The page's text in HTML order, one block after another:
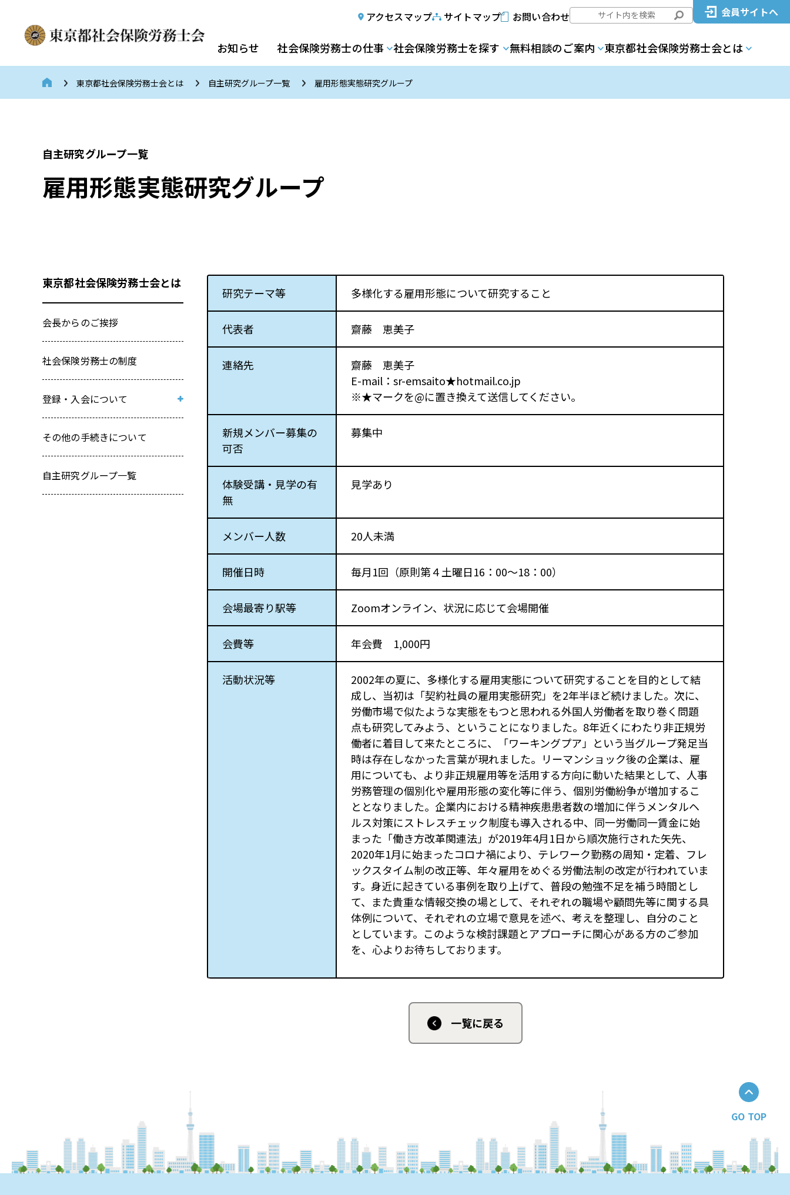
アクセスマップ サイトマップ お問い合わせ 会員サイトへ
お知らせ 社会保険労務士の仕事 社会保険労務士を探す 無料相談のご案内 東京都社会保険労務士会とは
東京都社会保険労務士会とは 自主研究グループ一覧 雇用形態実態研究グループ
自主研究グループ一覧
雇用形態実態研究グループ
東京都社会保険労務士会とは
会長からのご挨拶
社会保険労務士の制度
登録・入会について
兼 登録入会関係書類取寄せフォ
その他の手続きについて
自主研究グループ一覧
研究テーマ等 多様化する雇用形態について研究すること
代表者 齋藤 恵美子
連絡先
齋藤 恵美子
E-mail：sr-emsaito★hotmail.co.jp
※★マークを@に置き換えて送信してください。
新規メンバー募集の
可否
募集中
体験受講・見学の有
無
見学あり
メンバー人数 20人未満
開催日時 毎月1回（原則第４土曜日16：00～18：00）
会場最寄り駅等 Zoomオンライン、状況に応じて会場開催
会費等 年会費 1,000円
活動状況等
2002年の夏に、多様化する雇用実態について研究することを目的として結
成し、当初は「契約社員の雇用実態研究」を2年半ほど続けました。次に、
労働市場で似たような実態をもつと思われる外国人労働者を取り巻く問題
点も研究してみよう、ということになりました。8年近くにわたり非正規労
働者に着目して来たところに、「ワーキングプア」という当グループ発足当
時は存在しなかった言葉が現れました。リーマンショック後の企業は、雇
用についても、より非正規雇用等を活用する方向に動いた結果として、人事
労務管理の個別化や雇用形態の変化等に伴う、個別労働紛争が増加するこ
ととなりました。企業内における精神疾患患者数の増加に伴うメンタルヘ
ルス対策にストレスチェック制度も導入される中、同一労働同一賃金に始
まった「働き方改革関連法」が2019年4月1日から順次施行された矢先、
2020年1月に始まったコロナ禍により、テレワーク勤務の周知・定着、フレ
ックスタイム制の改正等、年々雇用をめぐる労働法制の改定が行われていま
す。身近に起きている事例を取り上げて、普段の勉強不足を補う時間とし
て、また貴重な情報交換の場として、それぞれの職場や顧問先等に関する具
体例について、それぞれの立場で意見を述べ、考えを整理し、自分のこと
としています。このような検討課題とアプローチに関心がある方のご参加
を、心よりお待ちしております。
一覧に戻る
GO TOP